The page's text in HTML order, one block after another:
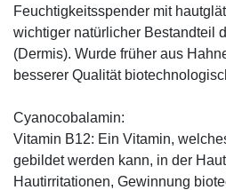
Feuchtigkeitsspender mit
wichtiger natürlicher Bestandteil
(Dermis). Wurde früher aus
besserer Qualität
Cyanocobalamin:
Vitamin B12: Ein Vitamin,
gebildet werden kann, in der
Hautirritationen, Gewinnung